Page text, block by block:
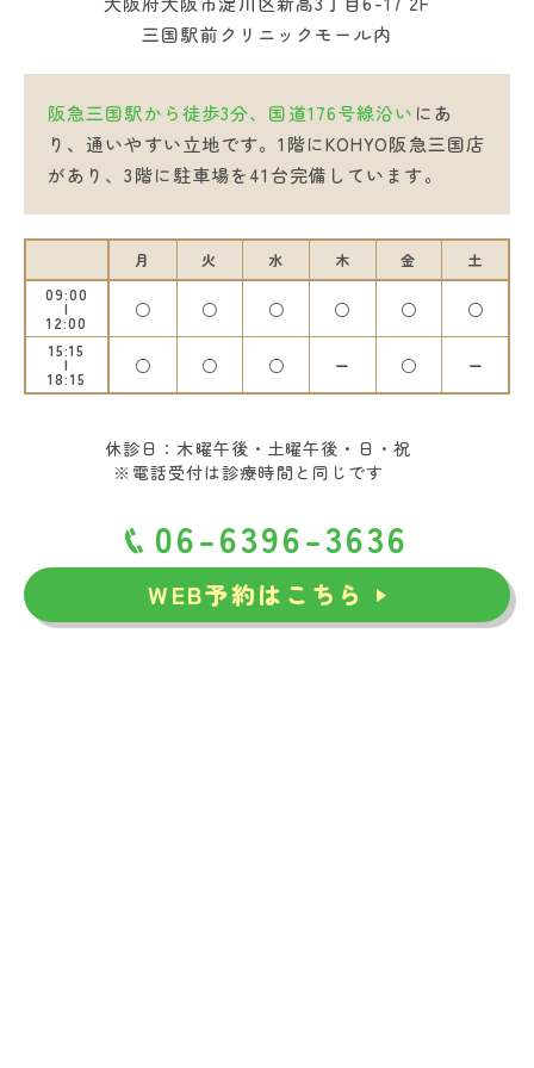
三国駅前クリニックモール内
阪急三国駅から徒歩3分、国道176号線沿い にあ
り、通いやすい立地です。1階にKOHYO阪急三国店
があり、3階に駐車場を41台完備しています。
月 火 水 木 金
土
09:00
12:00
○ ○ ○ ○ ○ ○
15:15
18:15
○ ○ ○ ー ○ ー
休診日：木曜午後・土曜午後・日・祝
※電話受付は診療時間と同じです
06-6396-3636
WEB予約はこちら